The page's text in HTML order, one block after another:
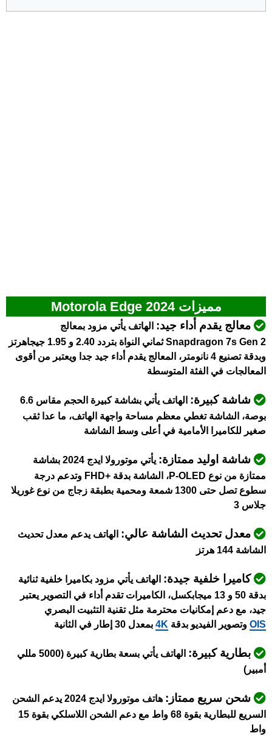
مميزات Motorola Edge 2024
معالج يقدم أداء جيد: الهاتف يأتي مزود بمعالج
Snapdragon 7s Gen 2 ثماني النواة بتردد 2.40 و 1.95 جيجاهرتز
وبدقة تصنيع 4 نانومتر، المعالج يقدم أداء جيد جدا ويعتبر من أقوى
المعالجات في الفئة المتوسطة
شاشة كبيرة:
الهاتف يأتي بشاشة كبيرة الحجم مقاس 6.6
بوصة، الشاشة تغطي معظم مساحة واجهة الهاتف، ما عدا ثقب
صغير للكاميرا الأمامية في أعلى وسط الشاشة
شاشة اوليد ممتازة:
يأتي موتورولا ايدج 2024 بشاشة
ممتازة من نوع P-OLED، الشاشة بدقة +FHD وتدعم درجة
سطوع تصل حتى 1300 شمعة ومحمية بطبقة زجاج من نوع غوريلا
جلاس 3
معدل تحديث الشاشة عالي: الهاتف يدعم معدل تحديث
الشاشة 144 هرتز
كاميرا خلفية جيدة: الهاتف يأتي مزود بكاميرا خلفية ثنائية
بدقة 50 و 13 ميجابكسل،
الكاميرات تقدم أداء في التصوير يعتبر
جيد، مع دعم إمكانيات محترمة مثل تقنية التثبيت البصري
OIS وتصوير الفيديو بدقة 4K بمعدل 30 إطار في الثانية
بطارية كبيرة:
الهاتف يأتي بسعة بطارية كبيرة (5000 مللي
أمبير)
شحن سريع ممتاز:
هاتف موتورولا ايدج 2024 يدعم الشحن
السريع للبطارية بقوة 68 واط مع دعم الشحن اللاسلكي بقوة 15
واط